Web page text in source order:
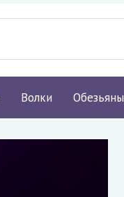
Волки Обезьяны